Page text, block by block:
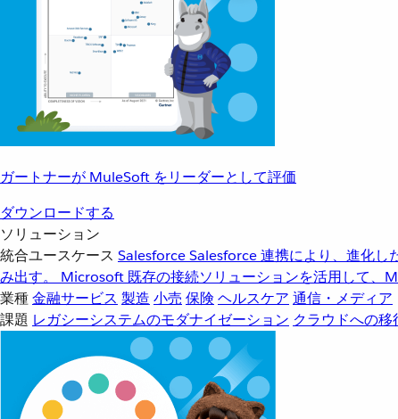
ガートナーが MuleSoft をリーダーとして評価
ダウンロードする
ソリューション
統合ユースケース SalesforceSalesforce 連携により、進化し
み出す。
Microsoft 既存の接続ソリューションを活用して、
業種金融サービス 製造 小売 保険 ヘルスケア 通信・メディア
課題 レガシーシステムのモダナイゼーション クラウドへの移